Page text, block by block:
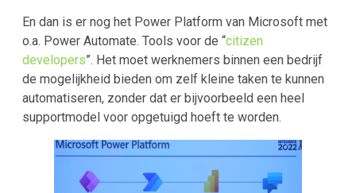
En dan is er nog het Power Platform van Microsoft met
o.a. Power Automate. Tools voor de “citizen
developers”. Het moet werknemers binnen een bedrijf
de mogelijkheid bieden om zelf kleine taken te kunnen
automatiseren, zonder dat er bijvoorbeeld een heel
supportmodel voor opgetuigd hoeft te worden.